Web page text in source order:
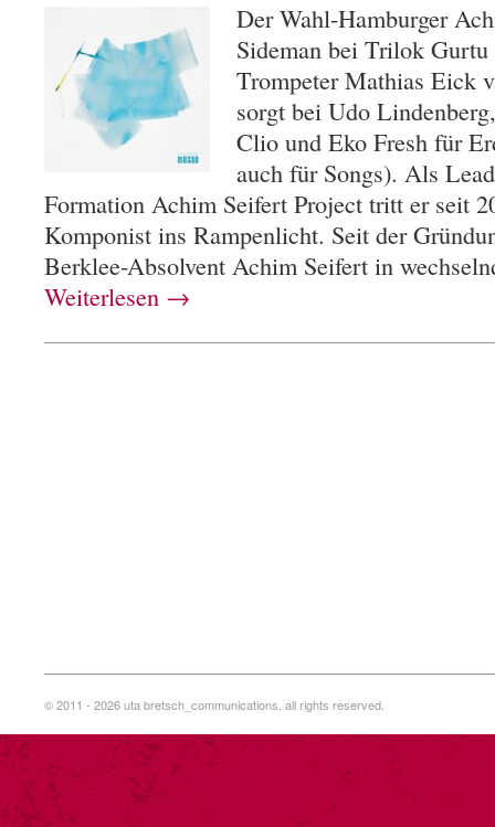
Der Wahl-Hamburger
Sideman bei Trilok
Trompeter Mathias Eick
sorgt bei Udo
Clio und Eko Fresh für
auch für Songs). Als
Formation Achim Seifert Project tritt er seit
Komponist ins Rampenlicht. Seit der
Berklee-Absolvent Achim Seifert in
Weiterlesen →
© 2011 - 2026 uta bretsch_communications. all rights reserved.